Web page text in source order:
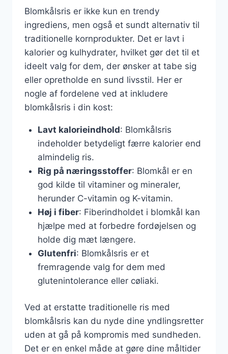
Blomkålsris er ikke kun en trendy
ingrediens, men også et sundt alternativ til
traditionelle kornprodukter. Det er lavt i
kalorier og kulhydrater, hvilket gør det til et
ideelt valg for dem, der ønsker at tabe sig
eller opretholde en sund livsstil. Her er
nogle af fordelene ved at inkludere
blomkålsris i din kost:
Lavt kalorieindhold: Blomkålsris
indeholder betydeligt færre kalorier end
almindelig ris.
Rig på næringsstoffer: Blomkål er en
god kilde til vitaminer og mineraler,
herunder C-vitamin og K-vitamin.
Høj i fiber: Fiberindholdet i blomkål kan
hjælpe med at forbedre fordøjelsen og
holde dig mæt længere.
Glutenfri: Blomkålsris er et
fremragende valg for dem med
glutenintolerance eller cøliaki.
Ved at erstatte traditionelle ris med
blomkålsris kan du nyde dine yndlingsretter
uden at gå på kompromis med sundheden.
Det er en enkel måde at gøre dine måltider